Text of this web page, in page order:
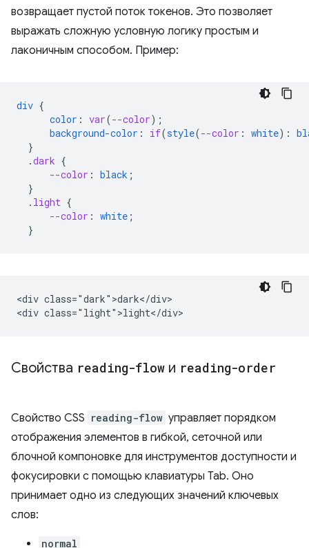
возвращает пустой поток токенов. Это позволяет
выражать сложную условную логику простым и
лаконичным способом. Пример:
div {
color : var(--color);
background-color : if(style(--color : white) :
}
.dark {
--color : black ;
}
. light {
--color : white ;
}
<div class="dark">dark</div>
Свойства reading-flow и reading-order
Свойство CSS reading-flow управляет порядком
отображения элементов в гибкой, сеточной или
блочной компоновке для инструментов доступности и
фокусировки с помощью клавиатуры Tab. Оно
принимает одно из следующих значений ключевых
слов:
normal